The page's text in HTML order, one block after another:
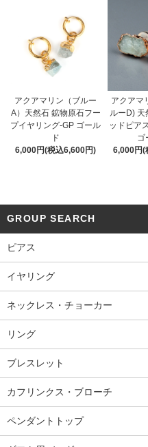
アクアマリン（ブルー
A）天然石 鉱物原石フー
プイヤリング-GP ゴール
ド
6,000円(税込6,600円)
アクアマ
ルーD) 天
ッドピア
ゴ
6,000円(
GROUP SEARCH
ピアス
イヤリング
ネックレス・チョーカー
リング
ブレスレット
カフリンクス・ブローチ
ペンダントトップ